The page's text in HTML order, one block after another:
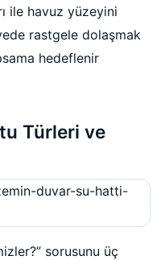
ile havuz yüzeyini
rastgele dolaşmak
hedeflenir
Türleri ve
sorusunu üç